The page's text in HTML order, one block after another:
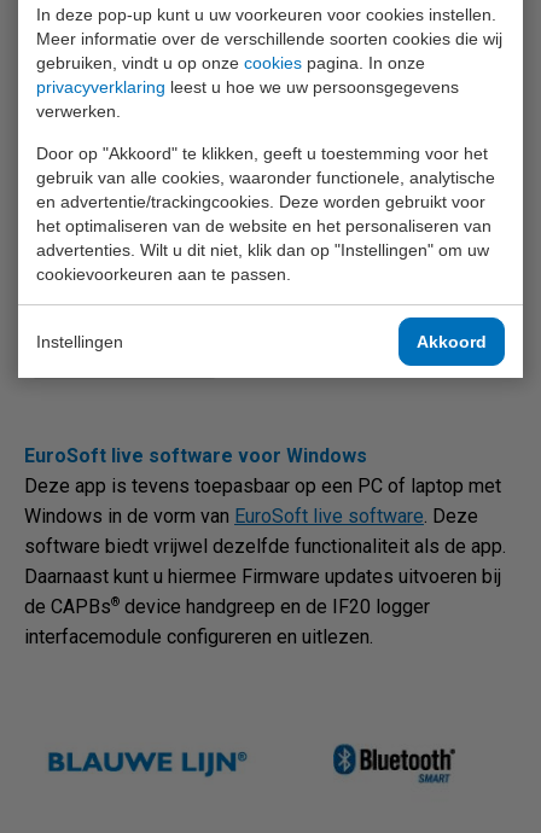
In deze pop-up kunt u uw voorkeuren voor cookies instellen.
Meer informatie over de verschillende soorten cookies die wij
gebruiken, vindt u op onze cookies pagina. In onze
privacyverklaring leest u hoe we uw persoonsgegevens
verwerken.
Door op "Akkoord" te klikken, geeft u toestemming voor het
gebruik van alle cookies, waaronder functionele, analytische
en advertentie/trackingcookies. Deze worden gebruikt voor
het optimaliseren van de website en het personaliseren van
advertenties. Wilt u dit niet, klik dan op "Instellingen" om uw
cookievoorkeuren aan te passen.
Instellingen Akkoord
metingen van 1 opdracht in de vooraf geconfigureerde
volgorde worden verricht, opgeslagen en overzichtelijk
gerapporteerd.
De EuroSoft Live App kunt u GRATIS downloaden via
onderstaande links:
EuroSoft live software voor Windows
Deze app is tevens toepasbaar op een PC of laptop met
Windows in de vorm van EuroSoft live software. Deze
software biedt vrijwel dezelfde functionaliteit als de app.
Daarnaast kunt u hiermee Firmware updates uitvoeren bij
de CAPBs® device handgreep en de IF20 logger
interfacemodule configureren en uitlezen.